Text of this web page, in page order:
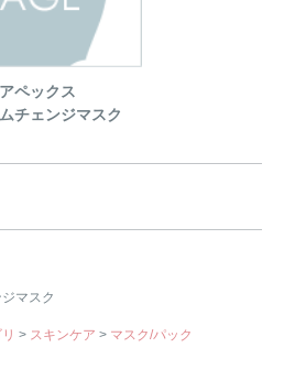
アペックス
チェンジマスク
マスク
> スキンケア > マスク/パック